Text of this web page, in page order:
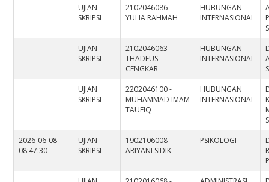
UJIAN
SKRIPSI
2102046086 -
YULIA RAHMAH
HUBUNGAN
INTERNASIONAL
UJIAN
SKRIPSI
2102046063 -
THADEUS
CENGKAR
HUBUNGAN
INTERNASIONAL
UJIAN
SKRIPSI
2202046100 -
MUHAMMAD IMAM
TAUFIQ
HUBUNGAN
INTERNASIONAL
2026-06-08
08:47:30
UJIAN
SKRIPSI
1902106008 -
ARIYANI SIDIK
PSIKOLOGI